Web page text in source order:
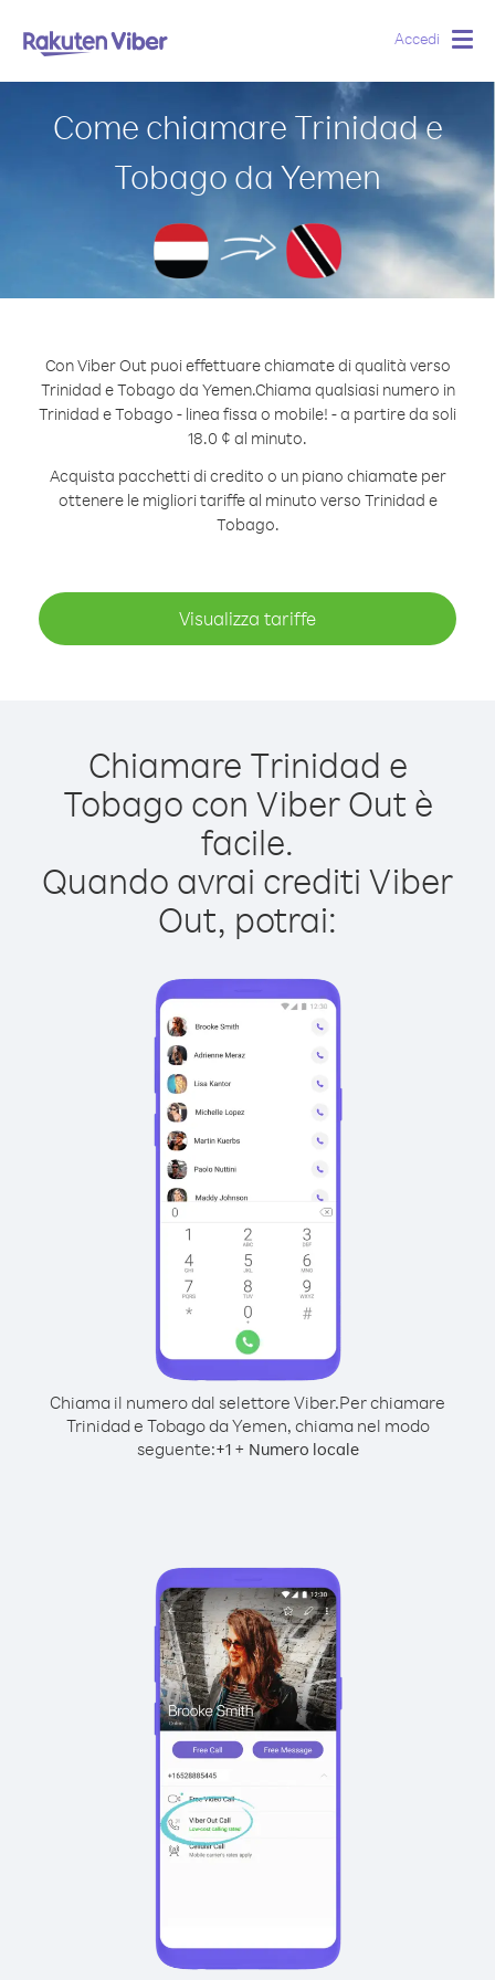
Accedi
Come chiamare Trinidad e
Tobago da Yemen
Con Viber Out puoi effettuare chiamate di qualità verso
Trinidad e Tobago da Yemen.Chiama qualsiasi numero in
Trinidad e Tobago - linea fissa o mobile! - a partire da soli
18.0 ¢ al minuto.
Acquista pacchetti di credito o un piano chiamate per
ottenere le migliori tariffe al minuto verso Trinidad e
Tobago.
Visualizza tariffe
Chiamare Trinidad e
Tobago con Viber Out è
facile.
Quando avrai crediti Viber
Out, potrai:
Chiama il numero dal selettore Viber.Per chiamare
Trinidad e Tobago da Yemen, chiama nel modo
seguente:+1+ Numero locale